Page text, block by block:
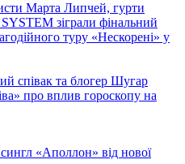
Марта Липчей, гурти
зіграли фінальний
туру «Нескорені» у
співак та блогер Шугар
про вплив гороскопу на
«Аполлон» від нової